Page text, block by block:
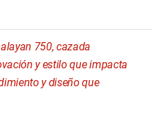
750, cazada
y estilo que impacta
y diseño que